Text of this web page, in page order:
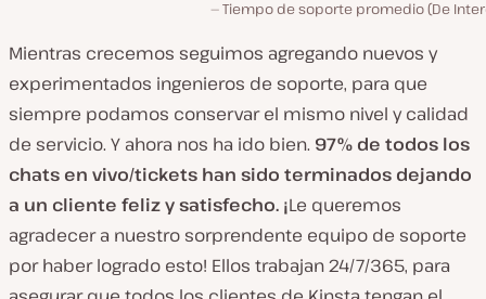
Tiempo de soporte promedio (De
Mientras crecemos seguimos agregando nuevos y
experimentados ingenieros de soporte, para que
siempre podamos conservar el mismo nivel y calidad
de servicio. Y ahora nos ha ido bien. 97% de todos los
chats en vivo/tickets han sido terminados dejando
a un cliente feliz y satisfecho. ¡Le queremos
agradecer a nuestro sorprendente equipo de soporte
por haber logrado esto! Ellos trabajan 24/7/365, para